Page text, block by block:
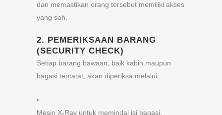
dan memastikan orang tersebut memiliki akses
yang sah.
2. PEMERIKSAAN BARANG
(SECURITY CHECK)
Setiap barang bawaan, baik kabin maupun
bagasi tercatat, akan diperiksa melalui:
Mesin X-Ray untuk memindai isi bagasi.